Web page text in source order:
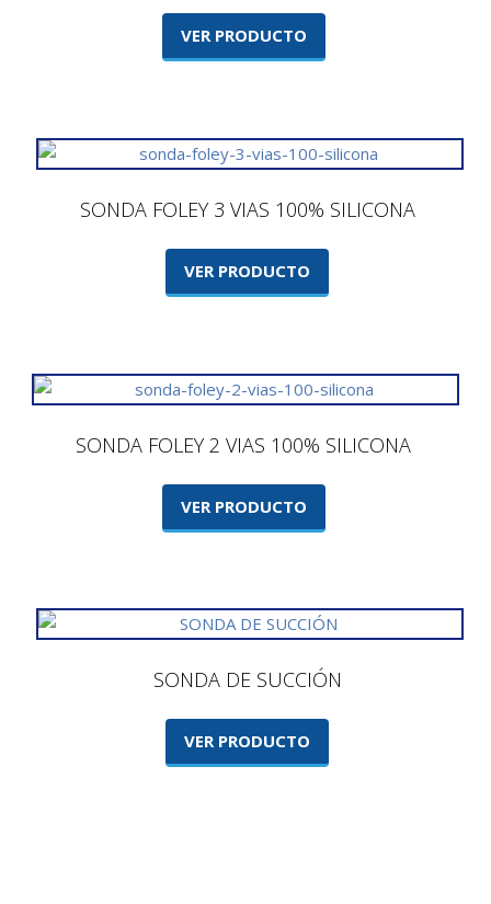
VER PRODUCTO
SONDA FOLEY 3 VIAS 100% SILICONA
VER PRODUCTO
SONDA FOLEY 2 VIAS 100% SILICONA
VER PRODUCTO
SONDA DE SUCCIÓN
VER PRODUCTO